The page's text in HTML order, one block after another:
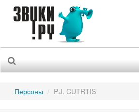
Персоны P.J. CUTRTIS